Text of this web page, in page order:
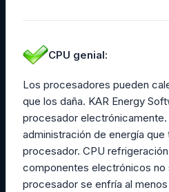
CPU genial:
Los procesadores pueden
que los daña. KAR Energy
procesador
administración de energía que
procesador. CPU
componentes electrónicos no
procesador se enfría al menos